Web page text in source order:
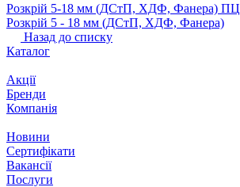
Розкрій 5‐18 мм (ДСтП, ХДФ, Фанера) ПЦ
Розкрій 5 ‐ 18 мм (ДСтП, ХДФ, Фанера)
Назад до списку
Каталог
Акції
Бренди
Компанія
Новини
Сертифікати
Вакансії
Послуги